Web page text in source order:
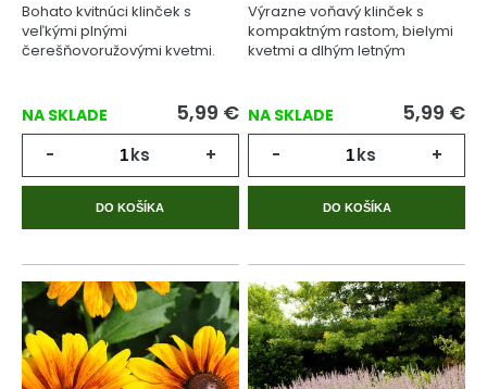
Bohato kvitnúci klinček s
veľkými plnými
čerešňovoružovými kvetmi.
NA SKLADE 5,99 €
- ks +
DO KOŠÍKA
Výrazne voňavý klinček s
kompaktným rastom, bielymi
kvetmi a dlhým letným
NA SKLADE 5,99 €
- ks +
DO KOŠÍKA